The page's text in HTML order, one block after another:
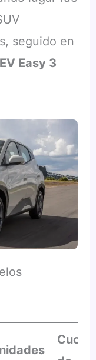
seguido en
Easy 3
Cuota